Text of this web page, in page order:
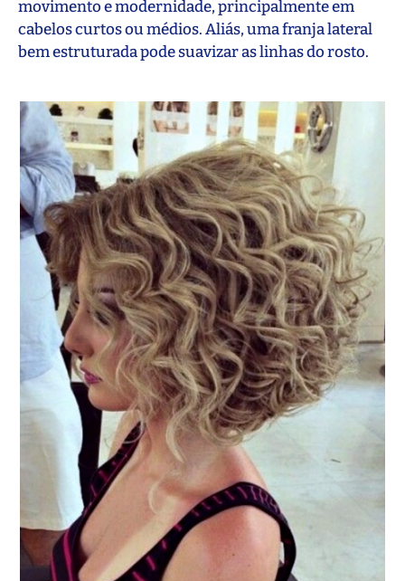
movimento e modernidade, principalmente em
cabelos curtos ou médios. Aliás, uma franja lateral
bem estruturada pode suavizar as linhas do rosto.